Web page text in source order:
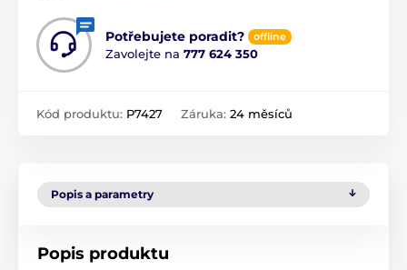
Potřebujete poradit? offline
Zavolejte na 777 624 350
Kód produktu: P7427 Záruka: 24 měsíců
Popis a parametry
Popis produktu